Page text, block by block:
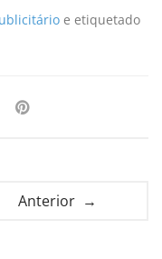
e etiquetado
Anterior →